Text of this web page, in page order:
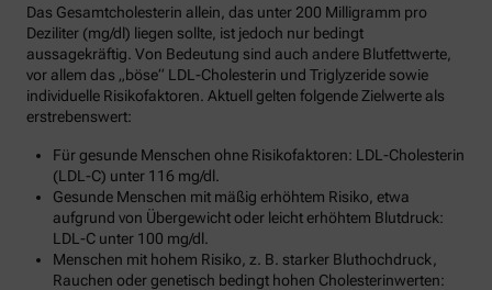
Das Gesamtcholesterin allein, das unter 200 Milligramm pro
Deziliter (mg/dl) liegen sollte, ist jedoch nur bedingt
aussagekräftig. Von Bedeutung sind auch andere Blutfettwerte,
vor allem das „böse“ LDL-Cholesterin und Triglyzeride sowie
individuelle Risikofaktoren. Aktuell gelten folgende Zielwerte als
erstrebenswert:
Für gesunde Menschen ohne Risikofaktoren: LDL-Cholesterin
(LDL-C) unter 116 mg/dl.
Gesunde Menschen mit mäßig erhöhtem Risiko, etwa
aufgrund von Übergewicht oder leicht erhöhtem Blutdruck:
LDL-C unter 100 mg/dl.
Menschen mit hohem Risiko, z. B. starker Bluthochdruck,
Rauchen oder genetisch bedingt hohen Cholesterinwerten: